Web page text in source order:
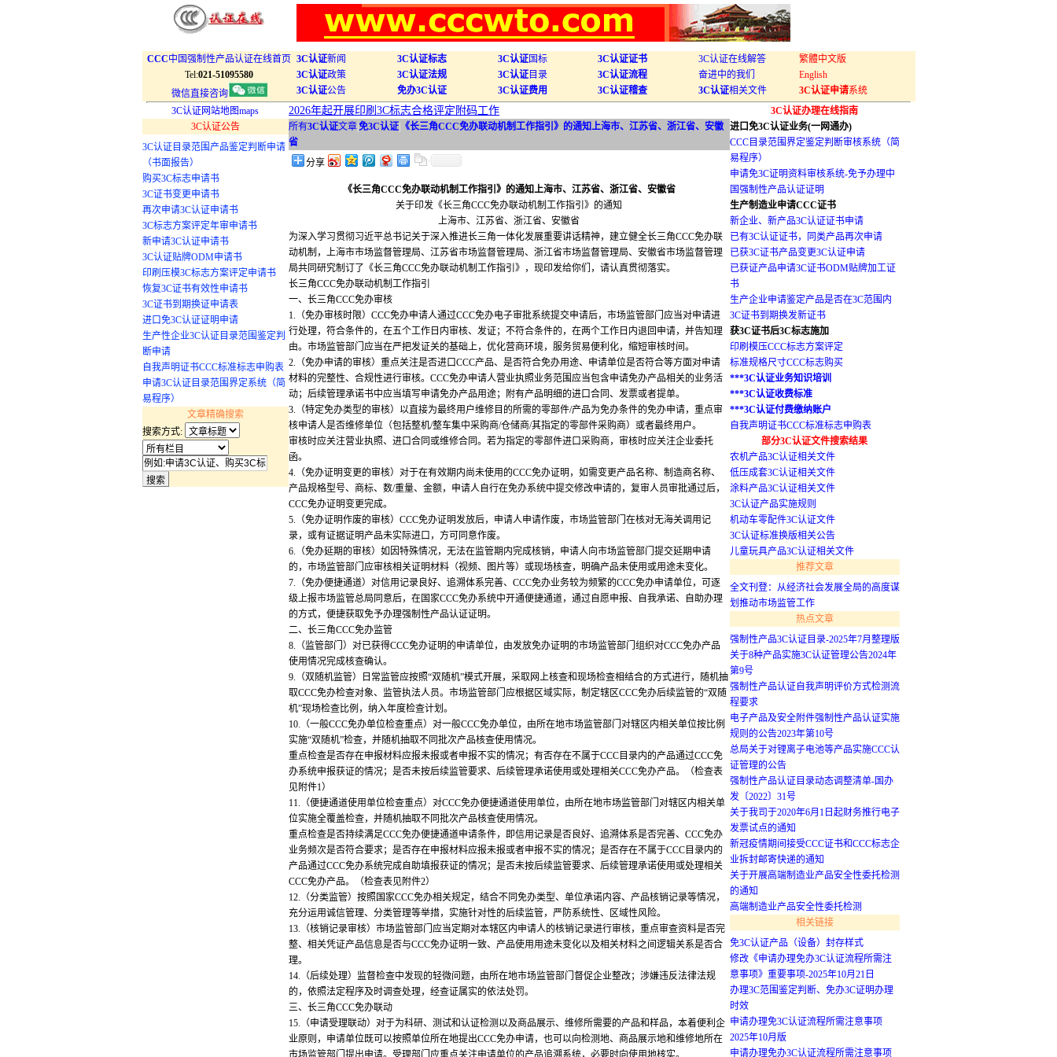
CCC中国强制性产品认证在线首页
Tel:021-51095580
微信直接咨询
3C认证新闻
3C认证政策
3C认证公告
3C认证标志
3C认证法规
免办3C认证
3C认证国标
3C认证目录
3C认证费用
3C认证证书
3C认证流程
3C认证稽查
3C认证在线解答
奋进中的我们
3C认证相关文件
繁體中文版
English
3C认证申请系统
3C认证网站地图maps
3C认证公告
3C认证目录范围产品鉴定判断申请
（书面报告）
购买3C标志申请书
3C证书变更申请书
再次申请3C认证申请书
3C标志方案评定年审申请书
新申请3C认证申请书
3C认证贴牌ODM申请书
印刷压模3C标志方案评定申请书
恢复3C证书有效性申请书
3C证书到期换证申请表
进口免3C认证证明申请
生产性企业3C认证目录范围鉴定判
断申请
自我声明证书CCC标准标志申购表
申请3C认证目录范围界定系统（简
易程序）
文章精确搜索
搜索方式:
2026年起开展印刷3C标志合格评定附码工作
所有3C认证文章|免3C认证 《长三角CCC免办联动机制工作指引》的通知上海市、江苏省、浙江省、安徽
省
分享
《长三角CCC免办联动机制工作指引》的通知上海市、江苏省、浙江省、安徽省
关于印发《长三角CCC免办联动机制工作指引》的通知
上海市、江苏省、浙江省、安徽省
为深入学习贯彻习近平总书记关于深入推进长三角一体化发展重要讲话精神，建立健全长三角CCC免办联
动机制，上海市市场监督管理局、江苏省市场监督管理局、浙江省市场监督管理局、安徽省市场监督管理
局共同研究制订了《长三角CCC免办联动机制工作指引》，现印发给你们，请认真贯彻落实。
长三角CCC免办联动机制工作指引
一、长三角CCC免办审核
1.（免办审核时限）CCC免办申请人通过CCC免办电子审批系统提交申请后，市场监管部门应当对申请进
行处理，符合条件的，在五个工作日内审核、发证；不符合条件的，在两个工作日内退回申请，并告知理
由。市场监管部门应当在严把发证关的基础上，优化营商环境，服务贸易便利化，缩短审核时间。
2.（免办申请的审核）重点关注是否进口CCC产品、是否符合免办用途、申请单位是否符合等方面对申请
材料的完整性、合规性进行审核。CCC免办申请人营业执照业务范围应当包含申请免办产品相关的业务活
动；后续管理承诺书中应当填写申请免办产品用途；附有产品明细的进口合同、发票或者提单。
3.（特定免办类型的审核）以直接为最终用户维修目的所需的零部件/产品为免办条件的免办申请，重点审
核申请人是否维修单位（包括整机/整车集中采购商/仓储商/其指定的零部件采购商）或者最终用户。
审核时应关注营业执照、进口合同或维修合同。若为指定的零部件进口采购商，审核时应关注企业委托
函。
4.（免办证明变更的审核）对于在有效期内尚未使用的CCC免办证明，如需变更产品名称、制造商名称、
产品规格型号、商标、数/重量、金额，申请人自行在免办系统中提交修改申请的，复审人员审批通过后，
CCC免办证明变更完成。
5.（免办证明作废的审核）CCC免办证明发放后，申请人申请作废，市场监管部门在核对无海关调用记
录，或有证据证明产品未实际进口，方可同意作废。
6.（免办延期的审核）如因特殊情况，无法在监管期内完成核销，申请人向市场监管部门提交延期申请
的，市场监管部门应审核相关证明材料（视频、图片等）或现场核查，明确产品未使用或用途未变化。
7.（免办便捷通道）对信用记录良好、追溯体系完善、CCC免办业务较为频繁的CCC免办申请单位，可逐
级上报市场监管总局同意后，在国家CCC免办系统中开通便捷通道，通过自愿申报、自我承诺、自助办理
的方式，便捷获取免予办理强制性产品认证证明。
二、长三角CCC免办监管
8.（监管部门）对已获得CCC免办证明的申请单位，由发放免办证明的市场监管部门组织对CCC免办产品
使用情况完成核查确认。
9.（双随机监管）日常监管应按照“双随机”模式开展，采取网上核查和现场检查相结合的方式进行，随机抽
取CCC免办检查对象、监管执法人员。市场监管部门应根据区域实际，制定辖区CCC免办后续监管的“双随
机”现场检查比例，纳入年度检查计划。
10.（一般CCC免办单位检查重点）对一般CCC免办单位，由所在地市场监管部门对辖区内相关单位按比例
实施“双随机”检查，并随机抽取不同批次产品核查使用情况。
重点检查是否存在申报材料应报未报或者申报不实的情况；有否存在不属于CCC目录内的产品通过CCC免
办系统申报获证的情况；是否未按后续监管要求、后续管理承诺使用或处理相关CCC免办产品。（检查表
见附件1）
11.（便捷通道使用单位检查重点）对CCC免办便捷通道使用单位，由所在地市场监管部门对辖区内相关单
位实施全覆盖检查，并随机抽取不同批次产品核查使用情况。
重点检查是否持续满足CCC免办便捷通道申请条件，即信用记录是否良好、追溯体系是否完善、CCC免办
业务频次是否符合要求；是否存在申报材料应报未报或者申报不实的情况；是否存在不属于CCC目录内的
产品通过CCC免办系统完成自助填报获证的情况；是否未按后续监管要求、后续管理承诺使用或处理相关
CCC免办产品。（检查表见附件2）
12.（分类监管）按照国家CCC免办相关规定，结合不同免办类型、单位承诺内容、产品核销记录等情况，
充分运用诚信管理、分类管理等举措，实施针对性的后续监管，严防系统性、区域性风险。
13.（核销记录审核）市场监管部门应当定期对本辖区内申请人的核销记录进行审核，重点审查资料是否完
整、相关凭证产品信息是否与CCC免办证明一致、产品使用用途未变化以及相关材料之间逻辑关系是否合
理。
14.（后续处理）监督检查中发现的轻微问题，由所在地市场监管部门督促企业整改；涉嫌违反法律法规
的，依照法定程序及时调查处理，经查证属实的依法处罚。
三、长三角CCC免办联动
15.（申请受理联动）对于为科研、测试和认证检测以及商品展示、维修所需要的产品和样品，本着便利企
业原则，申请单位既可以按照单位所在地提出CCC免办申请，也可以向检测地、商品展示地和维修地所在
市场监管部门提出申请。受理部门应重点关注申请单位的产品追溯系统，必要时向使用地核实。
3C认证办理在线指南
进口免3C认证业务(一网通办)
CCC目录范围界定鉴定判断审核系统（简
易程序）
申请免3C证明资料审核系统-免予办理中
国强制性产品认证证明
生产制造业申请CCC证书
新企业、新产品3C认证证书申请
已有3C认证证书，同类产品再次申请
已获3C证书产品变更3C认证申请
已获证产品申请3C证书ODM贴牌加工证
书
生产企业申请鉴定产品是否在3C范围内
3C证书到期换发新证书
获3C证书后3C标志施加
印刷模压CCC标志方案评定
标准规格尺寸CCC标志购买
***3C认证业务知识培训
***3C认证收费标准
***3C认证付费缴纳账户
自我声明证书CCC标准标志申购表
部分3C认证文件搜索结果
农机产品3C认证相关文件
低压成套3C认证相关文件
涂料产品3C认证相关文件
3C认证产品实施规则
机动车零配件3C认证文件
3C认证标准换版相关公告
儿童玩具产品3C认证相关文件
推荐文章
全文刊登：从经济社会发展全局的高度谋
划推动市场监管工作
热点文章
强制性产品3C认证目录-2025年7月整理版
关于8种产品实施3C认证管理公告2024年
第9号
强制性产品认证自我声明评价方式检测流
程要求
电子产品及安全附件强制性产品认证实施
规则的公告2023年第10号
总局关于对锂离子电池等产品实施CCC认
证管理的公告
强制性产品认证目录动态调整清单-国办
发〔2022〕31号
关于我司于2020年6月1日起财务推行电子
发票试点的通知
新冠疫情期间接受CCC证书和CCC标志企
业拆封邮寄快递的通知
关于开展高端制造业产品安全性委托检测
的通知
高端制造业产品安全性委托检测
相关链接
免3C认证产品（设备）封存样式
修改《申请办理免办3C认证流程所需注
意事项》重要事项-2025年10月21日
办理3C范围鉴定判断、免办3C证明办理
时效
申请办理免3C认证流程所需注意事项
2025年10月版
申请办理免办3C认证流程所需注意事项